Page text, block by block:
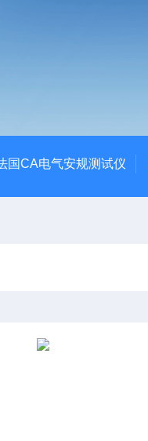
国CA电气安规测试仪